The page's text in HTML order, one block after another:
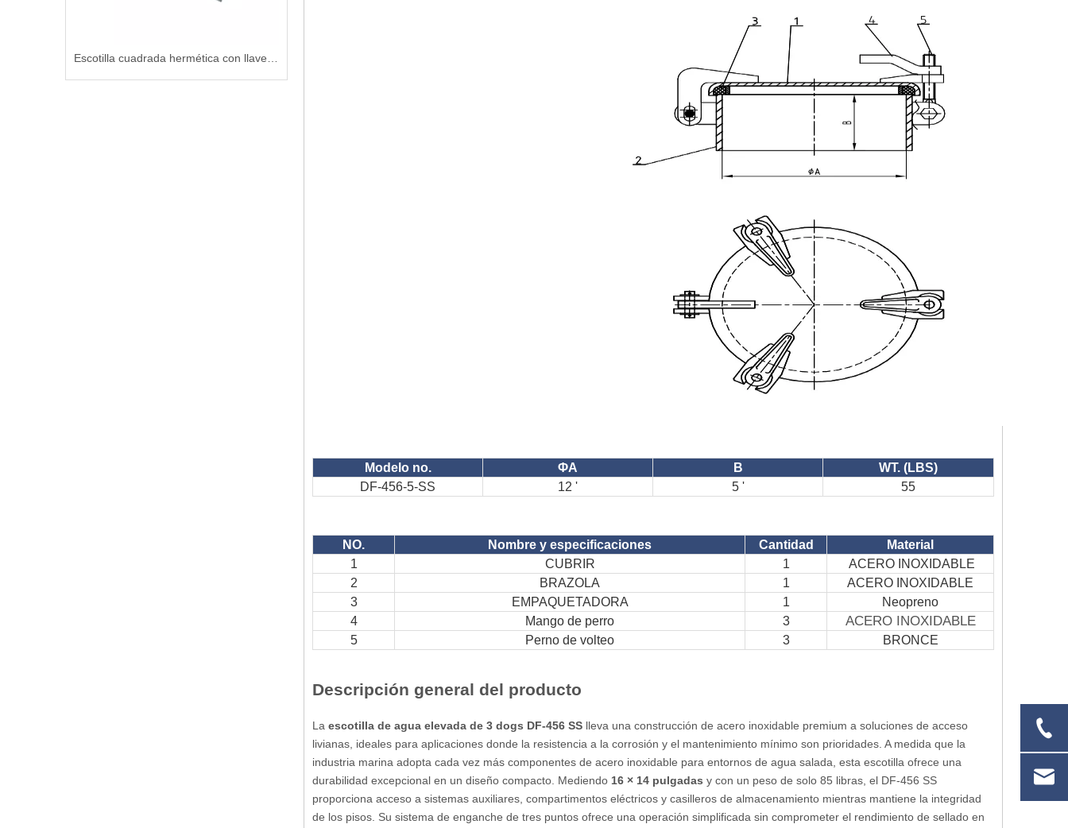
Escotilla cuadrada hermética con llave para embarcaciones marinas
Modelo no. ΦA B
WT. (LBS)
DF-456-5-SS
12 ' 5 ' 55
NO. Nombre y especificaciones Cantidad
Material
1
CUBRIR 1
ACERO INOXIDABLE
2
BRAZOLA 1
ACERO INOXIDABLE
3
EMPAQUETADORA 1
Neopreno
4
Mango de perro 3 ACERO INOXIDABLE
5 Perno de volteo 3 BRONCE
Descripción general del producto
La escotilla de agua elevada de 3 dogs DF-456 SS lleva una construcción de acero inoxidable premium a soluciones de acceso
livianas, ideales para aplicaciones donde la resistencia a la corrosión y el mantenimiento mínimo son prioridades. A medida que la
industria marina adopta cada vez más componentes de acero inoxidable para entornos de agua salada, esta escotilla ofrece una
durabilidad excepcional en un diseño compacto. Mediendo 16 × 14 pulgadas y con un peso de solo 85 libras, el DF-456 SS
proporciona acceso a sistemas auxiliares, compartimentos eléctricos y casilleros de almacenamiento mientras mantiene la integridad
de los pisos. Su sistema de enganche de tres puntos ofrece una operación simplificada sin comprometer el rendimiento de sellado en